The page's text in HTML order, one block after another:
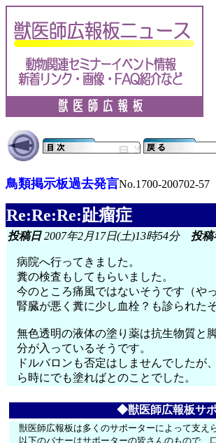
鳥類掲示板過去発言No.1700-200702-57
Re:Re:Re:趾瘤症
投稿日2007年2月17日(土)13時54分 投稿
病院へ行ってきました。
糞の検査もしてもらいました。
今のところ痛風ではないそうです（やっ
腎臓が悪く糞に少し血栓？も診られた
無色透明の液体の塗り薬は抗生物質と
分が入っているそうです。
ドルバロンも否定はしませんでしたが
ら時にでも塗ればとのことでした。
◆獣医師広報板サ
獣医師広報板は多くのサポーターによって支え
以下のバナーはサポーターの皆さんのもので、